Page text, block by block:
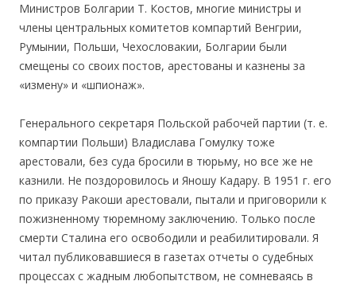
Министров Болгарии Т. Костов, многие министры и
члены центральных комитетов компартий Венгрии,
Румынии, Польши, Чехословакии, Болгарии были
смещены со своих постов, арестованы и казнены за
«измену» и «шпионаж».
Генерального секретаря Польской рабочей партии (т. е.
компартии Польши) Владислава Гомулку тоже
арестовали, без суда бросили в тюрьму, но все же не
казнили. Не поздоровилось и Яношу Кадару. В 1951 г. его
по приказу Ракоши арестовали, пытали и приговорили к
пожизненному тюремному заключению. Только после
смерти Сталина его освободили и реабилитировали. Я
читал публиковавшиеся в газетах отчеты о судебных
процессах с жадным любопытством, не сомневаясь в